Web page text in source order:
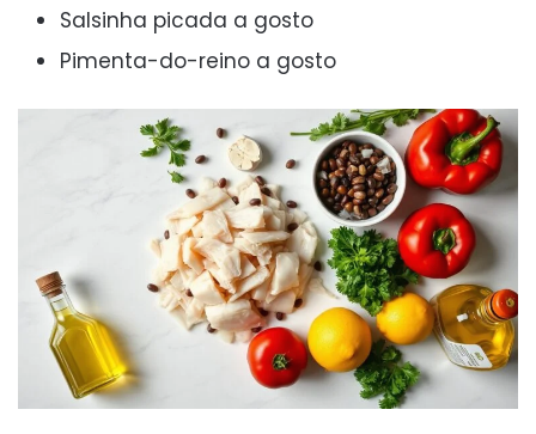
Salsinha picada a gosto
Pimenta-do-reino a gosto